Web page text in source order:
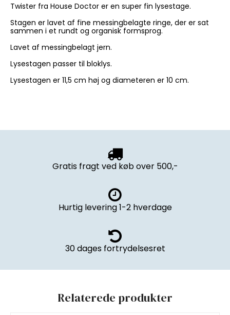
Twister fra House Doctor er en super fin lysestage.
Stagen er lavet af fine messingbelagte ringe, der er sat
sammen i et rundt og organisk formsprog.
Lavet af messingbelagt jern.
Lysestagen passer til bloklys.
Lysestagen er 11,5 cm høj og diameteren er 10 cm.
Gratis fragt ved køb over 500,-
Hurtig levering 1-2 hverdage
30 dages fortrydelsesret
Relaterede produkter